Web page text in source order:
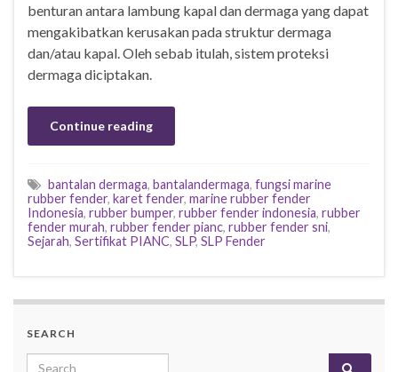
benturan antara lambung kapal dan dermaga yang dapat
mengakibatkan kerusakan pada struktur dermaga
dan/atau kapal. Oleh sebab itulah, sistem proteksi
dermaga diciptakan.
Continue reading
bantalan dermaga, bantalandermaga, fungsi marine
rubber fender, karet fender, marine rubber fender
Indonesia, rubber bumper, rubber fender indonesia, rubber
fender murah, rubber fender pianc, rubber fender sni,
Sejarah, Sertifikat PIANC, SLP, SLP Fender
SEARCH
Search for: